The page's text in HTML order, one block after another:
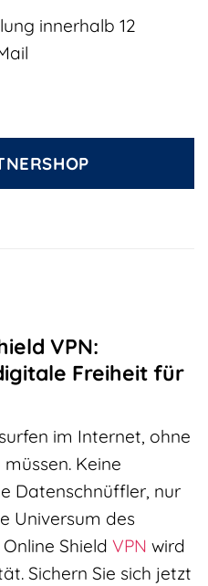
innerhalb 12
VPN:
Freiheit für
im Internet, ohne
Keine
Datenschnüffler, nur
Universum des
Online Shield VPN wird
Sichern Sie sich jetzt